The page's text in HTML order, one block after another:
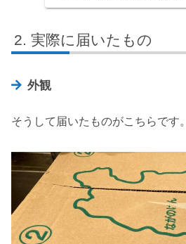
で、...
実際に届いたもの
外観
そうして届いたものがこちらです。